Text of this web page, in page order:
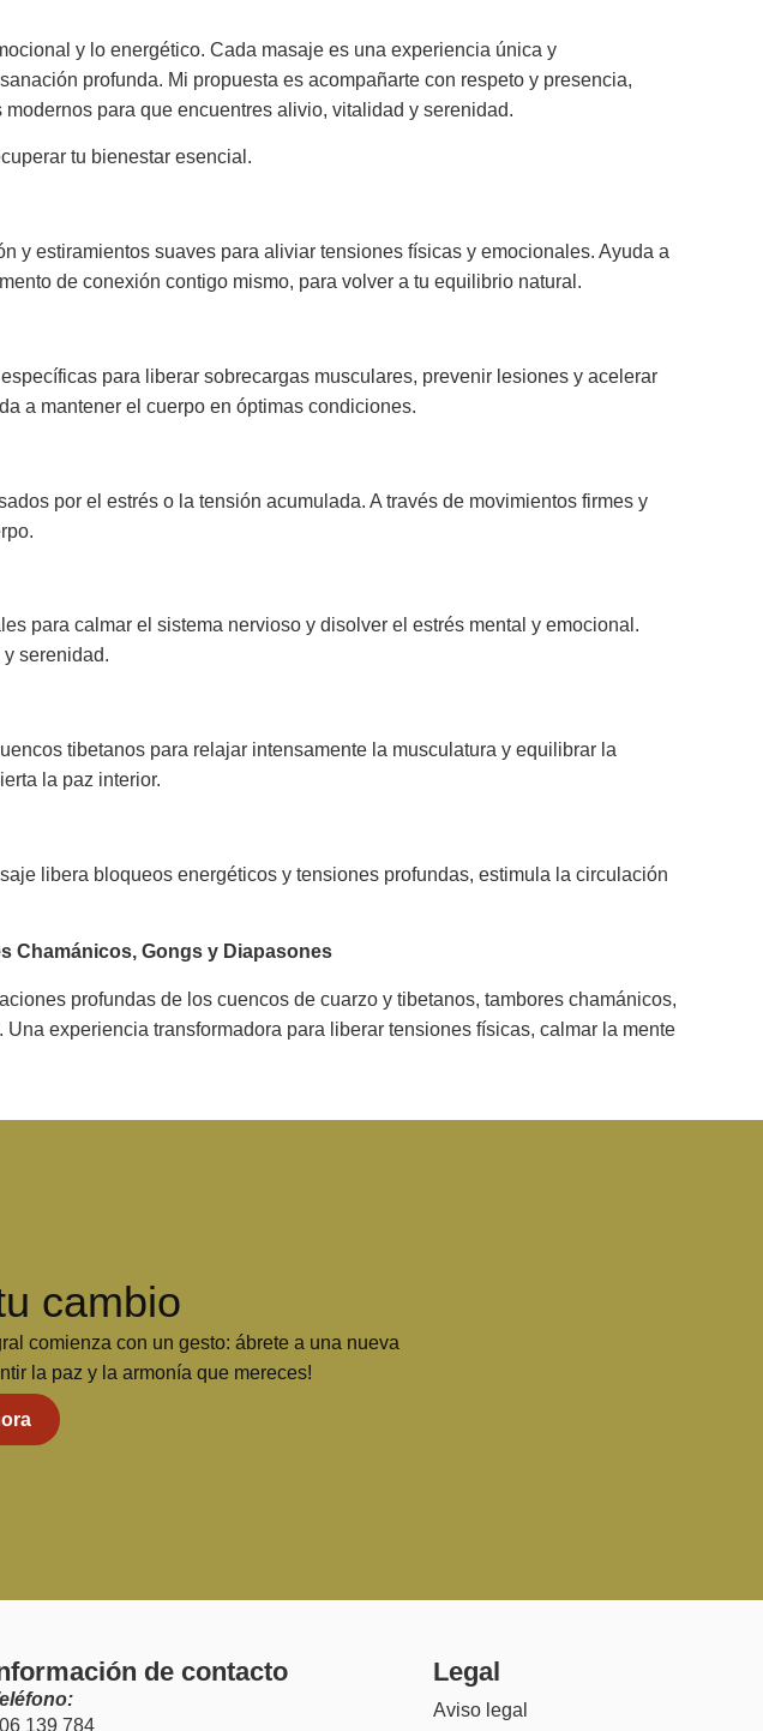
y lo energético. Cada masaje es una experiencia única y
profunda. Mi propuesta es acompañarte con respeto y presencia,
para que encuentres alivio, vitalidad y serenidad.
tu bienestar esencial.
y estiramientos suaves para aliviar tensiones físicas y emocionales. Ayuda a
de conexión contigo mismo, para volver a tu equilibrio natural.
para liberar sobrecargas musculares, prevenir lesiones y acelerar
a mantener el cuerpo en óptimas condiciones.
por el estrés o la tensión acumulada. A través de movimientos firmes y
para calmar el sistema nervioso y disolver el estrés mental y emocional.
serenidad.
tibetanos para relajar intensamente la musculatura y equilibrar la
la paz interior.
libera bloqueos energéticos y tensiones profundas, estimula la circulación
Chamánicos, Gongs y Diapasones
profundas de los cuencos de cuarzo y tibetanos, tambores chamánicos,
experiencia transformadora para liberar tensiones físicas, calmar la mente
cambio
comienza con un gesto: ábrete a una nueva
la paz y la armonía que mereces!
de contacto
139 784
Legal
Aviso legal